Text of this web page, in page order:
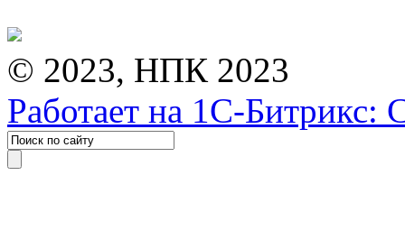
© 2023, НПК 2023
Работает на 1С-Битрикс: